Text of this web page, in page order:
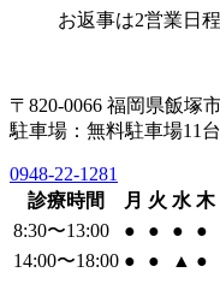
お返事は2営業日
〒820-0066 福岡県飯塚
駐車場：無料駐車場11
0948-22-1281
診療時間
月 火 水 木
8:30〜13:00
● ● ● ●
14:00〜18:00 ● ● ▲ ●